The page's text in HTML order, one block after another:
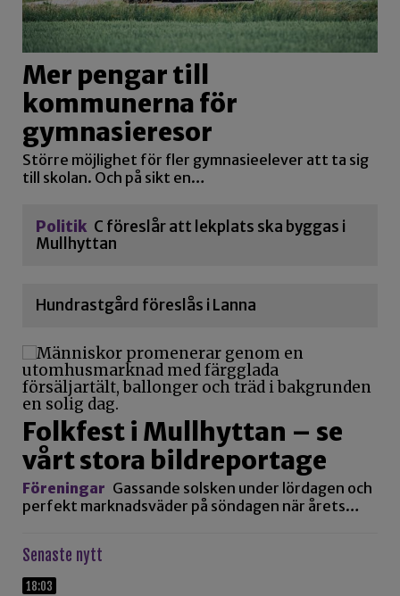
Mer pengar till
kommunerna för
gymnasieresor
Större möjlighet för fler gymnasieelever att ta sig
till skolan. Och på sikt en…
Politik C föreslår att lekplats ska byggas i
Mullhyttan
Hundrastgård föreslås i Lanna
Folkfest i Mullhyttan – se
vårt stora bildreportage
Föreningar Gassande solsken under lördagen och
perfekt marknadsväder på söndagen när årets…
Senaste nytt
18:03